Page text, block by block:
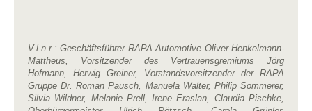
V.l.n.r.: Geschäftsführer RAPA Automotive Oliver Henkelmann-
Mattheus, Vorsitzender des Vertrauensgremiums Jörg
Hofmann, Herwig Greiner, Vorstandsvorsitzender der RAPA
Gruppe Dr. Roman Pausch, Manuela Walter, Philip Sommerer,
Silvia Wildner, Melanie Prell, Irene Eraslan, Claudia Pischke,